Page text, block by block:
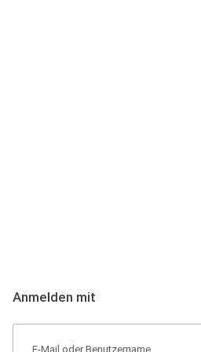
Anmelden mit